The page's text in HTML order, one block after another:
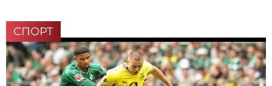
СПОРТ